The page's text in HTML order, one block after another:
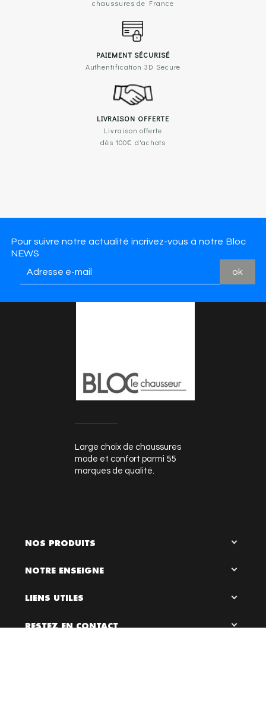
chaussures de France
PAIEMENT SÉCURISÉ
Authentification 3D Secure
LIVRAISON OFFERTE
Livraison offerte
dès 100€ d'achats
Pour suivre notre actualité incrivez-vous à notre Bloc
NEWS
Large choix de chaussures
mode et confort parmi 55
marques de qualité.
NOS PRODUITS
NOTRE ENSEIGNE
LIENS UTILES
RESTEZ EN CONTACT